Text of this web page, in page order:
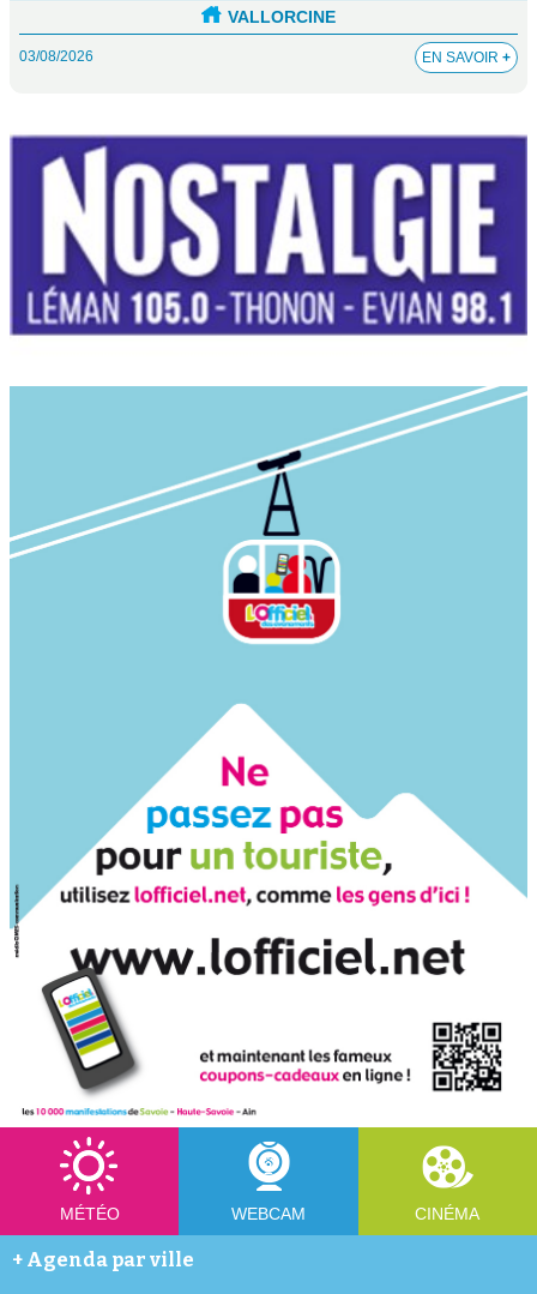
VALLORCINE
03/08/2026 EN SAVOIR +
MÉTÉO WEBCAM CINÉMA
+ Agenda par ville